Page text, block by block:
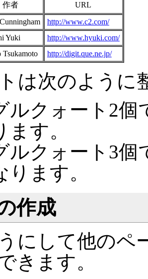
作者
URL
http://www.c2.com/
Yuki
http://www.hyuki.com/
Tsukamoto http://digit.que.ne.jp/
は次のように
ルクォート2個
す。
ルクォート3個
ります。
作成
にして他のペ
きます。